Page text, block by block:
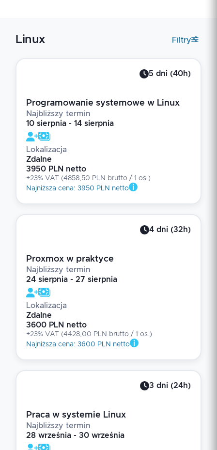
Linux Filtry
5 dni (40h)
Programowanie systemowe w Linux
Najbliższy termin
10 sierpnia - 14 sierpnia
Lokalizacja
Zdalne
3950 PLN netto
+23% VAT (4858,50 PLN brutto / 1 os.)
Najniższa cena: 3950 PLN netto
4 dni (32 h)
Proxmox w praktyce
Najbliższy termin
24 sierpnia - 27 sierpnia
Lokalizacja
Zdalne
3600 PLN netto
+23% VAT (4428,00 PLN brutto / 1 os.)
Najniższa cena: 3600 PLN netto
3 dni (24h)
Praca w systemie Linux
Najbliższy termin
28 września - 30 września